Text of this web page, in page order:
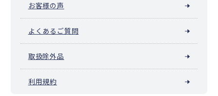
お客様の声
よくあるご質問
取扱除外品
利用規約